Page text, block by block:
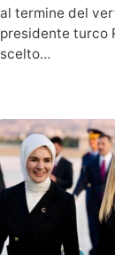
al termine del
presidente turco
scelto…